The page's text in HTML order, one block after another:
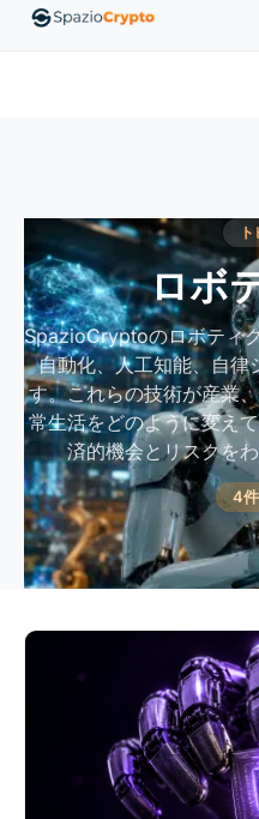
$0.9991↑0.00% BNB
ロボ
SpazioCryptoのロボティ
自動化、人工知能、自律
す。これらの技術が産業
常生活をどのように変え
済的機会とリスクを
4